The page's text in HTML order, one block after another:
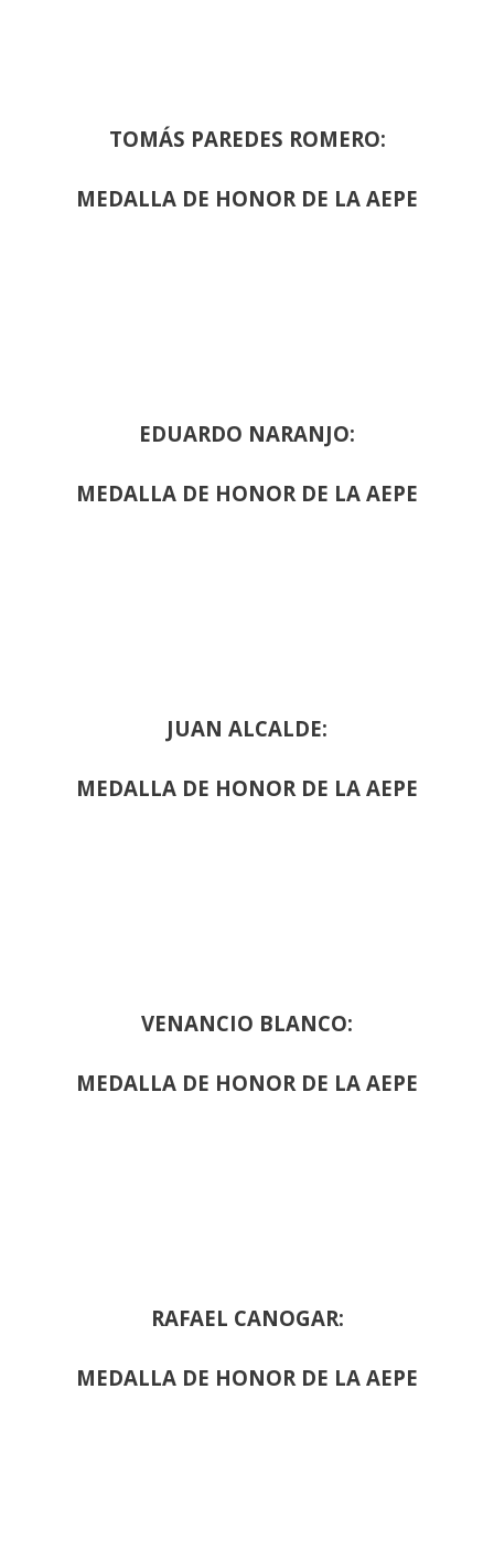
TOMÁS PAREDES ROMERO:
MEDALLA DE HONOR DE LA AEPE
EDUARDO NARANJO:
MEDALLA DE HONOR DE LA AEPE
JUAN ALCALDE:
MEDALLA DE HONOR DE LA AEPE
VENANCIO BLANCO:
MEDALLA DE HONOR DE LA AEPE
RAFAEL CANOGAR:
MEDALLA DE HONOR DE LA AEPE